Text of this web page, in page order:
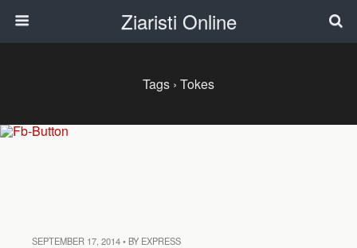
Ziaristi Online
Tags › Tokes
SEPTEMBER 17, 2014 • BY EXPRESS